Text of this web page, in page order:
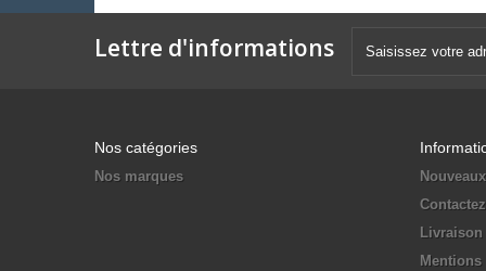
Lettre d'informations
Nos catégories
Nos marques
Livraison
Mentions